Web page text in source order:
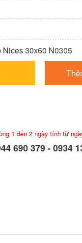
Nices 30x60 N0305
1 đến 2 ngày tính từ
690 379 - 0934